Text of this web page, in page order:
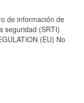
de información de
seguridad (SRTI)
(EU) No